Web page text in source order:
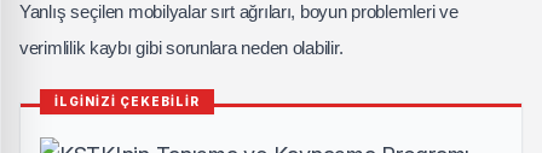
Yanlış seçilen mobilyalar sırt ağrıları, boyun problemleri ve
verimlilik kaybı gibi sorunlara neden olabilir.
İLGİNİZİ ÇEKEBİLİR